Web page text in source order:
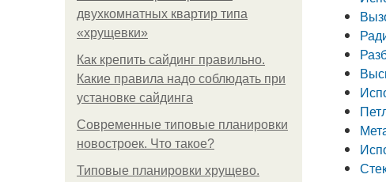
двухкомнатных квартир типа
«хрущевки»
Как крепить сайдинг правильно.
Какие правила надо соблюдать при
установке сайдинга
Современные типовые планировки
новостроек. Что такое?
Типовые планировки хрущево.